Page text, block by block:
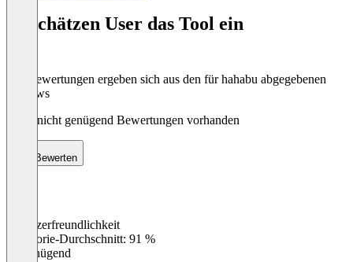
So schätzen User das Tool ein
Die Bewertungen ergeben sich aus den für hahabu abgegebenen
Reviews
Noch nicht genügend Bewertungen vorhanden
Bewerten
Benutzerfreundlichkeit
Kategorie-Durchschnitt: 91 %
Ungenügend